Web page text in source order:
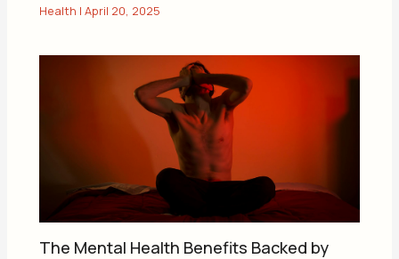
Health |April 20, 2025
The Mental Health Benefits Backed by